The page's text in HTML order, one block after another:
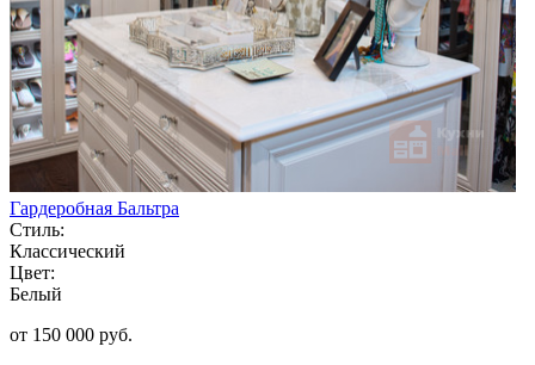
Гардеробная Бальтра
Стиль:
Классический
Цвет:
Белый
от 150 000 руб.